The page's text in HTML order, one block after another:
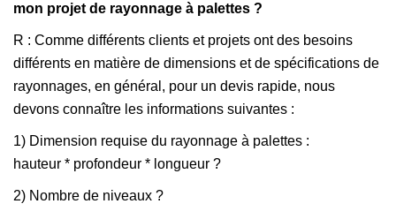
mon projet de rayonnage à palettes ?
R : Comme différents clients et projets ont des besoins
différents en matière de dimensions et de spécifications de
rayonnages, en général, pour un devis rapide, nous
devons connaître les informations suivantes :
1) Dimension requise du rayonnage à palettes :
hauteur * profondeur * longueur ?
2) Nombre de niveaux ?